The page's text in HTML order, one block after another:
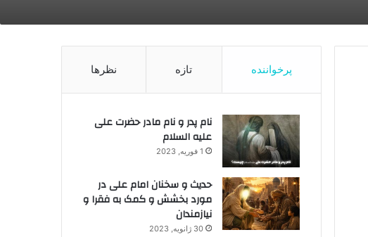
پرخواننده تازه نظرها
نام پدر و نام مادر حضرت علی
علیه السلام
1 فوریه, 2023
حدیث و سخنان امام علی در
مورد بخشش و کمک به فقرا و
نیازمندان
30 ژانویه, 2023